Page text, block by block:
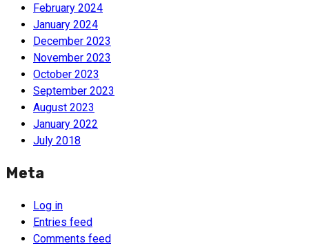
February 2024
January 2024
December 2023
November 2023
October 2023
September 2023
August 2023
January 2022
July 2018
Meta
Log in
Entries feed
Comments feed